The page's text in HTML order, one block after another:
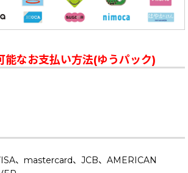
能なお支払い方法(ゆうパック)
、mastercard、JCB、AMERICAN